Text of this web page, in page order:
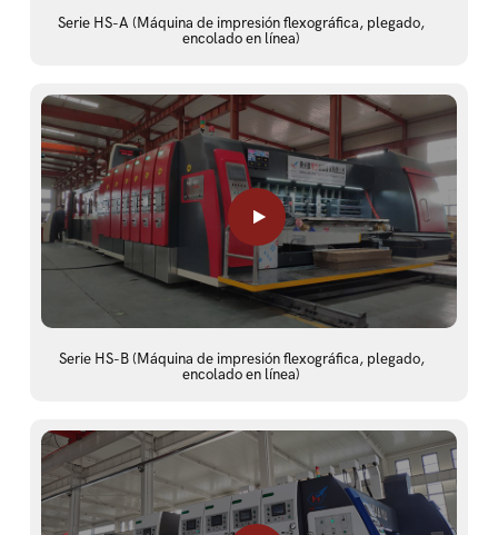
Serie HS-A (Máquina de impresión flexográfica, plegado,
encolado en línea)
Serie HS-B (Máquina de impresión flexográfica, plegado,
encolado en línea)